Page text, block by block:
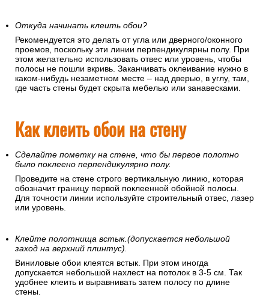
Откуда начинать клеить обои?
Рекомендуется это делать от угла или дверного/оконного
проемов, поскольку эти линии перпендикулярны полу. При
этом желательно использовать отвес или уровень, чтобы
полосы не пошли вкривь. Заканчивать оклеивание нужно в
каком-нибудь незаметном месте – над дверью, в углу, там,
где часть стены будет скрыта мебелью или занавесками.
Как клеить обои на стену
Сделайте пометку на стене, что бы первое полотно
было поклеено перпендикулярно полу.
Проведите на стене строго вертикальную линию, которая
обозначит границу первой поклеенной обойной полосы.
Для точности линии используйте строительный отвес, лазер
или уровень.
Клейте полотнища встык.(допускается небольшой
заход на верхний плинтус).
Виниловые обои клеятся встык. При этом иногда
допускается небольшой нахлест на потолок в 3-5 см. Так
удобнее клеить и выравнивать затем полосу по длине
стены.